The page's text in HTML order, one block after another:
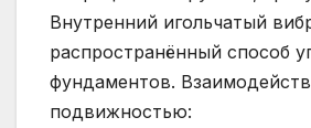
Внутренний игольчатый
распространённый способ
фундаментов.
подвижностью: